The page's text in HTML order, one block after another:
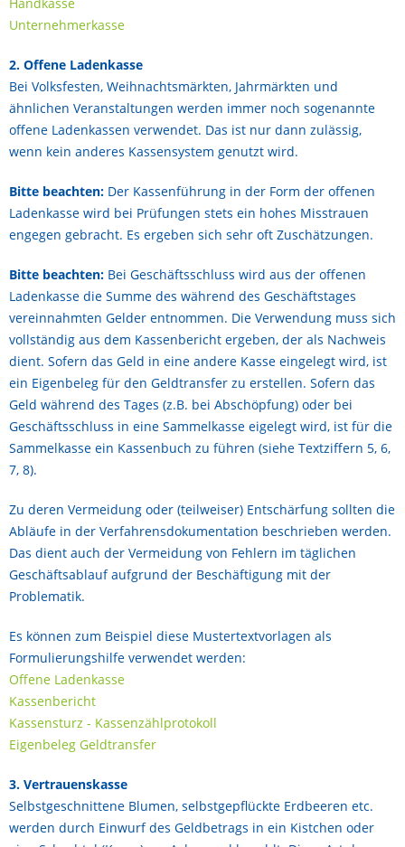
Unternehmerkasse
2. Offene Ladenkasse
Bei Volksfesten, Weihnachtsmärkten, Jahrmärkten und
ähnlichen Veranstaltungen werden immer noch sogenannte
offene Ladenkassen verwendet. Das ist nur dann zulässig,
wenn kein anderes Kassensystem genutzt wird.
Bitte beachten: Der Kassenführung in der Form der offenen
Ladenkasse wird bei Prüfungen stets ein hohes Misstrauen
engegen gebracht. Es ergeben sich sehr oft Zuschätzungen.
Bitte beachten: Bei Geschäftsschluss wird aus der offenen
Ladenkasse die Summe des während des Geschäftstages
vereinnahmten Gelder entnommen. Die Verwendung muss sich
vollständig aus dem Kassenbericht ergeben, der als Nachweis
dient. Sofern das Geld in eine andere Kasse eingelegt wird, ist
ein Eigenbeleg für den Geldtransfer zu erstellen. Sofern das
Geld während des Tages (z.B. bei Abschöpfung) oder bei
Geschäftsschluss in eine Sammelkasse eigelegt wird, ist für die
Sammelkasse ein Kassenbuch zu führen (siehe Textziffern 5, 6,
7, 8).
Zu deren Vermeidung oder (teilweiser) Entschärfung sollten die
Abläufe in der Verfahrensdokumentation beschrieben werden.
Das dient auch der Vermeidung von Fehlern im täglichen
Geschäftsablauf aufgrund der Beschäftigung mit der
Problematik.
Es können zum Beispiel diese Mustertextvorlagen als
Formulierungshilfe verwendet werden:
Offene Ladenkasse
Kassenbericht
Kassensturz - Kassenzählprotokoll
Eigenbeleg Geldtransfer
3. Vertrauenskasse
Selbstgeschnittene Blumen, selbstgepflückte Erdbeeren etc.
werden durch Einwurf des Geldbetrags in ein Kistchen oder